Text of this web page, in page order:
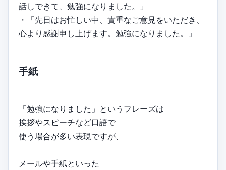
話しできて、勉強になりました。」
・「先日はお忙しい中、貴重なご意見をいただき、
心より感謝申し上げます。勉強になりました。」
手紙
「勉強になりました」というフレーズは
挨拶やスピーチなど口語で
使う場合が多い表現ですが、
メールや手紙といった